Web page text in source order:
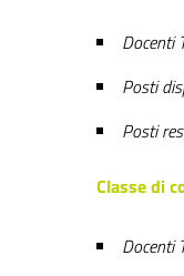
Docenti
Posti
Posti
Classe di
Docenti